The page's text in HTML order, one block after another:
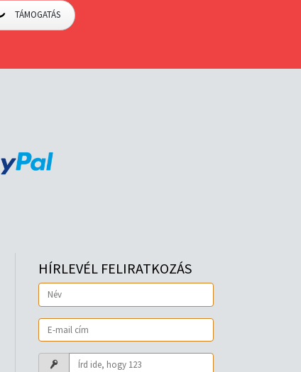
TÁMOGATÁS
HÍRLEVÉL FELIRATKOZÁS